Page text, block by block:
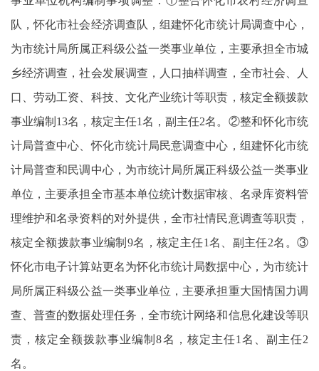
队，怀化市社会经济调查队，组建怀化市统计局调查中心，
为市统计局所属正科级公益一类事业单位，主要承担全市城
乡经济调查，社会发展调查，人口抽样调查，全市社会、人
口、劳动工资、科技、文化产业统计等职责，核定全额拨款
事业编制13名，核定主任1名，副主任2名。②整和怀化市统
计局普查中心、怀化市统计局民意调查中心，组建怀化市统
计局普查和民调中心，为市统计局所属正科级公益一类事业
单位，主要承担全市基本单位统计数据审核、名录库资料管
理维护和名录资料的对外提供，全市社情民意调查等职责，
核定全额拨款事业编制9名，核定主任1名、副主任2名。③
怀化市电子计算站更名为怀化市统计局数据中心，为市统计
局所属正科级公益一类事业单位，主要承担重大国情国力调
查、普查的数据处理任务，全市统计网络和信息化建设等职
责，核定全额拨款事业编制8名，核定主任1名、副主任2
名。